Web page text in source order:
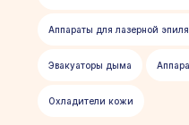
Аппараты для лазерной
Эвакуаторы дыма
Охладители кожи